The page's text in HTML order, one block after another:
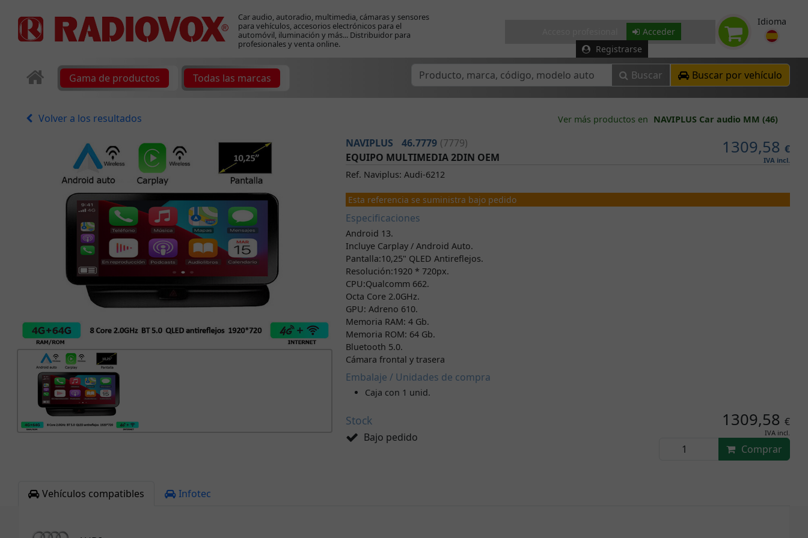
Car audio, autoradio, multimedia, cámaras y sensores
para vehículos, accesorios electrónicos para el
automóvil, iluminación y más... Distribuidor para
profesionales y venta online.
Acceder
Registrarse
Idioma
Gama de productos Todas las marcas Buscar Buscar por vehículo
Volver a los resultados Ver más productos en NAVIPLUS Car audio MM (46)
NAVIPLUS 46.7779 (7779) 1309,58 €
IVA incl.
EQUIPO MULTIMEDIA 2DIN OEM
Ref. Naviplus: Audi-6212
Esta referencia se suministra bajo pedido
Especificaciones
Android 13.
Incluye Carplay / Android Auto.
Pantalla:10,25" QLED Antireflejos.
Resolución:1920 * 720px.
CPU:Qualcomm 662.
Octa Core 2.0GHz.
GPU: Adreno 610.
Memoria RAM: 4 Gb.
Memoria ROM: 64 Gb.
Bluetooth 5.0.
Cámara frontal y trasera
Embalaje / Unidades de compra
Caja con 1 unid.
Stock
Bajo pedido
1309,58 €
IVA incl.
Comprar
Vehículos compatibles Infotec